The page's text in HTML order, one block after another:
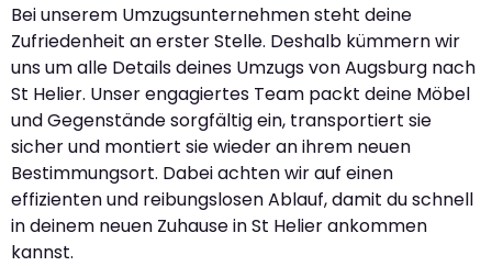
Bei unserem Umzugsunternehmen steht deine
Zufriedenheit an erster Stelle. Deshalb kümmern wir
uns um alle Details deines Umzugs von Augsburg nach
St Helier. Unser engagiertes Team packt deine Möbel
und Gegenstände sorgfältig ein, transportiert sie
sicher und montiert sie wieder an ihrem neuen
Bestimmungsort. Dabei achten wir auf einen
effizienten und reibungslosen Ablauf, damit du schnell
in deinem neuen Zuhause in St Helier ankommen
kannst.